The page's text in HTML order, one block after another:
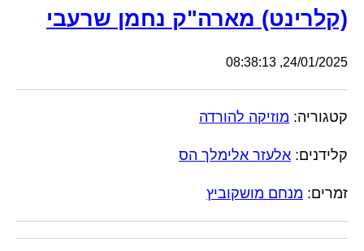
(קלרינט) מארה"ק נחמן שרעבי
24/01/2025, 08:38:13
קטגוריה: מוזיקה להורדה
קלידנים: אלעזר אלימלך הס
זמרים: מנחם מושקוביץ